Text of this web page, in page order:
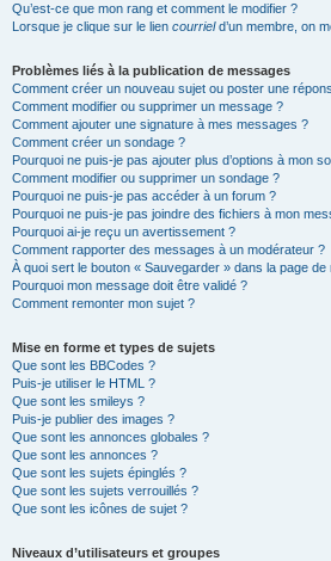
Qu’est-ce que mon rang et comment le modifier ?
Lorsque je clique sur le lien courrield’un membre, on
Problèmes liés à la publication de messages
Comment créer un nouveau sujet ou poster une
Comment modifier ou supprimer un message ?
Comment ajouter une signature à mes messages ?
Comment créer un sondage ?
Pourquoi ne puis-je pas ajouter plus d’options à mon
Comment modifier ou supprimer un sondage ?
Pourquoi ne puis-je pas accéder à un forum ?
Pourquoi ne puis-je pas joindre des fichiers à mon
Pourquoi ai-je reçu un avertissement ?
Comment rapporter des messages à un modérateur ?
À quoi sert le bouton « Sauvegarder » dans la page
Pourquoi mon message doit être validé ?
Comment remonter mon sujet ?
Mise en forme et types de sujets
Que sont les BBCodes ?
Puis-je utiliser le HTML ?
Que sont les smileys ?
Puis-je publier des images ?
Que sont les annonces globales ?
Que sont les annonces ?
Que sont les sujets épinglés ?
Que sont les sujets verrouillés ?
Que sont les icônes de sujet ?
Niveaux d’utilisateurs et groupes